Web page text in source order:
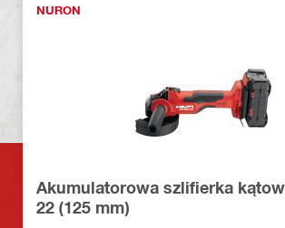
NURON
Akumulatorowa szlifierka
22 (125 mm)